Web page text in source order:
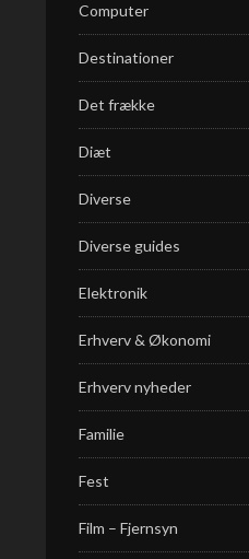
Computer
Destinationer
Det frække
Diæt
Diverse
Diverse guides
Elektronik
Erhverv & Økonomi
Erhverv nyheder
Familie
Fest
Film – Fjernsyn